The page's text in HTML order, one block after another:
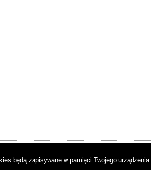
będą zapisywane w pamięci Twojego urządzenia.